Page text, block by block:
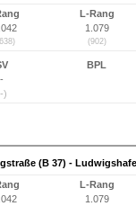
L-Rang
1.079
(902)
-
)
BPL
(B 37) -
L-Rang
1.079